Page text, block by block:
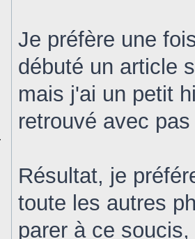
Je préfère une
débuté un article
mais j'ai un petit
retrouvé avec
Résultat, je
toute les autres
parer à ce